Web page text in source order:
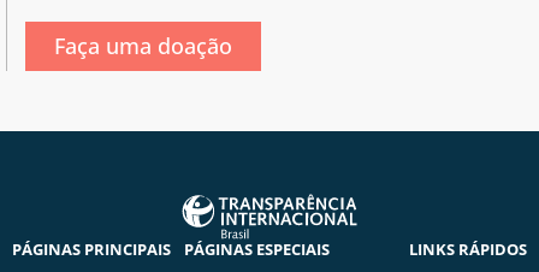
Faça uma doação
PÁGINAS PRINCIPAIS
PÁGINAS ESPECIAIS
LINKS RÁPIDOS